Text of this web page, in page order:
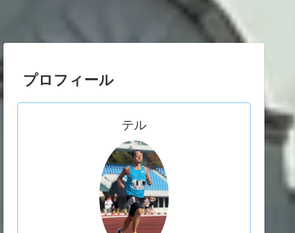
プロフィール
テル